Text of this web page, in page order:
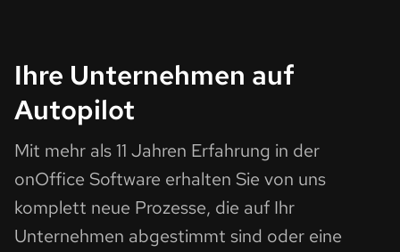
Ihre Unternehmen auf
Autopilot
Mit mehr als 11 Jahren Erfahrung in der
onOffice Software erhalten Sie von uns
komplett neue Prozesse, die auf Ihr
Unternehmen abgestimmt sind oder eine